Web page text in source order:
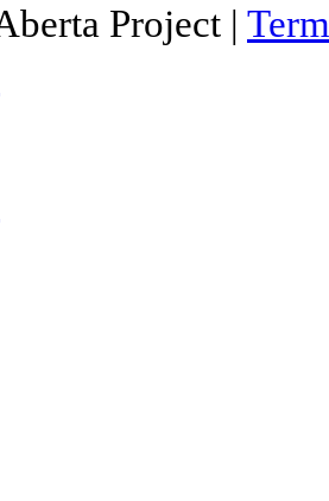
Project |